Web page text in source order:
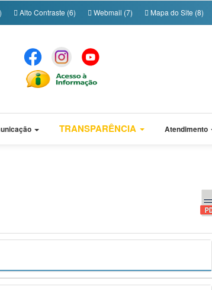
Alto Contraste (6) Webmail (7) Mapa do Site (8)
TRANSPARÊNCIA Atendimento